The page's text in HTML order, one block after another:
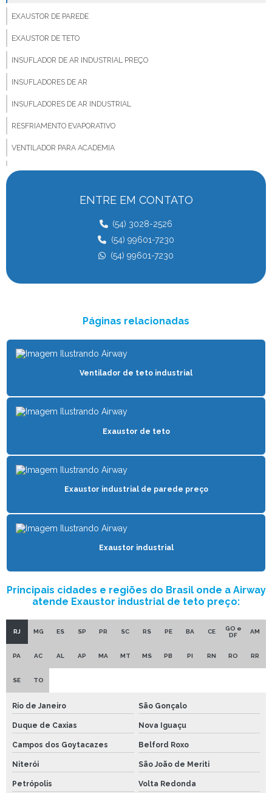
EXAUSTOR DE PAREDE
EXAUSTOR DE TETO
INSUFLADOR DE AR INDUSTRIAL PREÇO
INSUFLADORES DE AR
INSUFLADORES DE AR INDUSTRIAL
RESFRIAMENTO EVAPORATIVO
VENTILADOR PARA ACADEMIA
VENTILADOR PARA ANIMAIS
VENTILADOR COMPOST BARN
VENTILADOR PARA CONFINAMENTO
VENTILADOR PARA CONFORTO ANIMAL
VENTILADOR PARA GADO
VENTILADOR HVLS
VENTILADOR PARA INCUBADORA
VENTILADOR INDUSTRIAL
VENTILADOR INDUSTRIAL PARA GALPÃO
VENTILADOR PARA SUÍNOS
VENTILADOR DE TETO INDUSTRIAL
VENTILADOR PARA VACAS
ENTRE EM CONTATO
(54) 3028-2526
(54) 99601-7230
(54) 99601-7230
Páginas relacionadas
Ventilador de teto industrial
Exaustor de teto
Exaustor industrial de parede preço
Exaustor industrial
Principais cidades e regiões do Brasil onde a Airway
atende Exaustor industrial de teto preço:
RJ MG ES SP PR SC RS PE BA CE
GO e
DF
AM
PA AC AL AP MA MT MS PB PI RN RO RR
SE TO
Rio de Janeiro São Gonçalo
Duque de Caxias Nova Iguaçu
Campos dos Goytacazes Belford Roxo
Niterói São João de Meriti
Petrópolis Volta Redonda